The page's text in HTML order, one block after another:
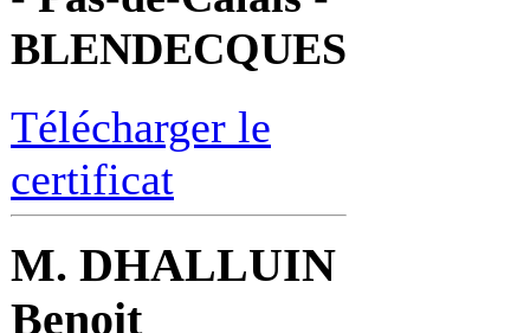
BLENDECQUES
Télécharger le
certificat
M. DHALLUIN
Benoit